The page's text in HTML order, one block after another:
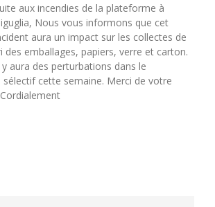
aux incendies de la plateforme à
Nous vous informons que cet
aura un impact sur les collectes de
des emballages, papiers, verre et carton.
y aura des perturbations dans le
cette semaine. Merci de votre